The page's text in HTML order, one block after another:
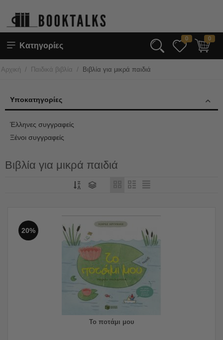
Κατηγορίες
0 0
Αρχική / Παιδικά βιβλία / Βιβλία για μικρά παιδιά
Υποκατηγορίες
Έλληνες συγγραφείς
Ξένοι συγγραφείς
Βιβλία για μικρά παιδιά
20%
Το ποτάμι μου